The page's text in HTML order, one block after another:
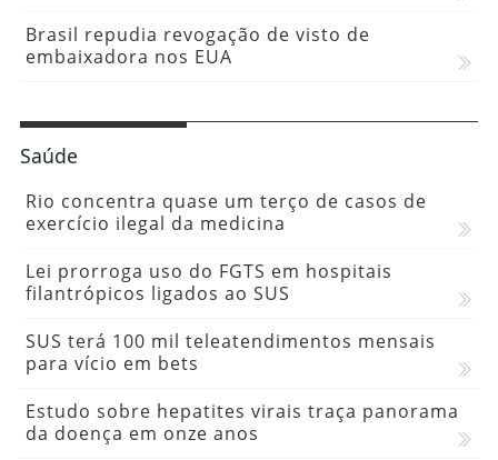
Brasil repudia revogação de visto de
embaixadora nos EUA
Saúde
Rio concentra quase um terço de casos de
exercício ilegal da medicina
Lei prorroga uso do FGTS em hospitais
filantrópicos ligados ao SUS
SUS terá 100 mil teleatendimentos mensais
para vício em bets
Estudo sobre hepatites virais traça panorama
da doença em onze anos